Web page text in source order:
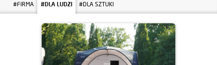
#FIRMA #DLA LUDZI #DLA SZTUKI